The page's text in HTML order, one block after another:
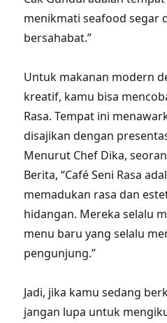
menikmati seafood segar
bersahabat.”
Untuk makanan modern
kreatif, kamu bisa
Rasa. Tempat ini
disajikan dengan
Menurut Chef Dika,
Berita, “Café Seni Rasa
memadukan rasa dan
hidangan. Mereka selalu
menu baru yang selalu
pengunjung.”
Jadi, jika kamu sedang
jangan lupa untuk